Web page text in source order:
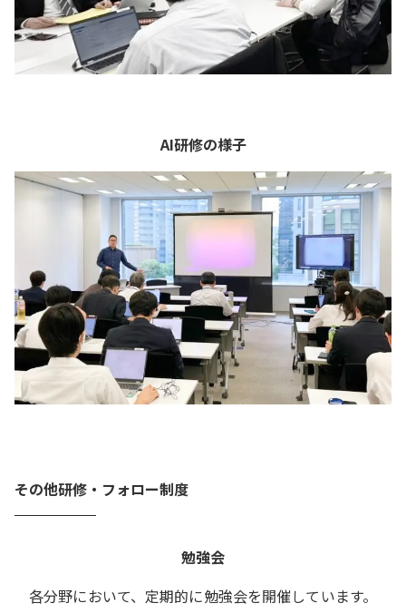
AI研修の様子
その他研修・フォロー制度
勉強会
各分野において、定期的に勉強会を開催しています。